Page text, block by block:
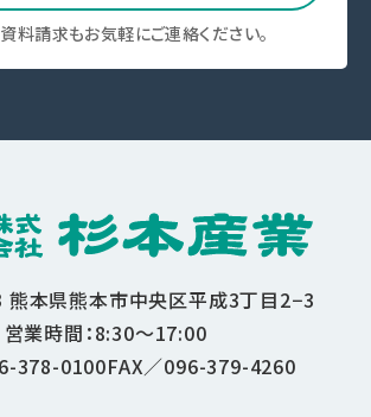
資料請求もお気軽にご連絡ください。
熊本県熊本市中央区平成3丁目2−3
営業時間：8:30〜17:00
378-0100FAX／096-379-4260